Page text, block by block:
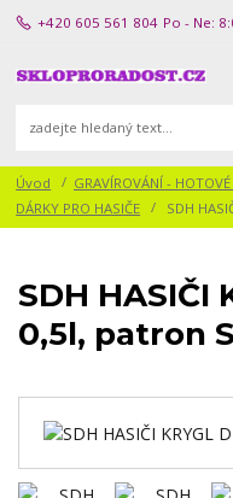
+420 605 561 804 Po - Ne:
Úvod GRAVÍROVÁNÍ - HOTOVÉ
DÁRKY PRO HASIČE
SDH
SDH HASIČI
0,5l, patron